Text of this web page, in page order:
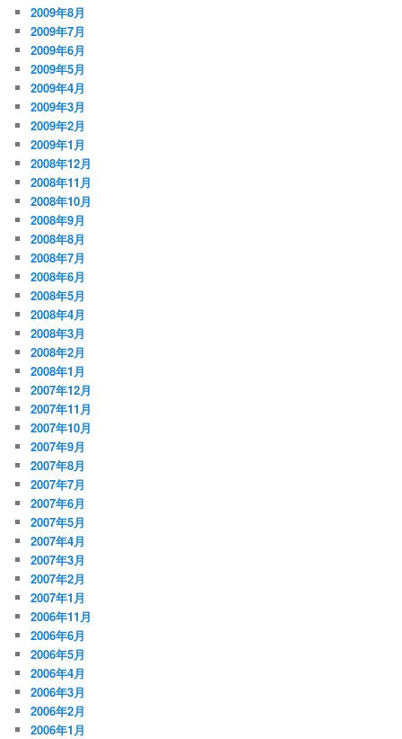
2009年8月
2009年7月
2009年6月
2009年5月
2009年4月
2009年3月
2009年2月
2009年1月
2008年12月
2008年11月
2008年10月
2008年9月
2008年8月
2008年7月
2008年6月
2008年5月
2008年4月
2008年3月
2008年2月
2008年1月
2007年12月
2007年11月
2007年10月
2007年9月
2007年8月
2007年7月
2007年6月
2007年5月
2007年4月
2007年3月
2007年2月
2007年1月
2006年11月
2006年6月
2006年5月
2006年4月
2006年3月
2006年2月
2006年1月